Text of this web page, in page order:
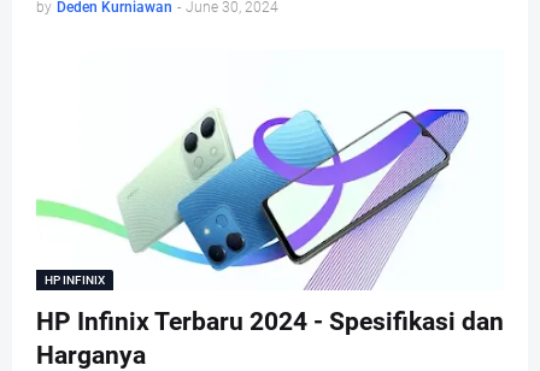
by Deden Kurniawan - June 30, 2024
HP INFINIX
HP Infinix Terbaru 2024 - Spesifikasi dan
Harganya